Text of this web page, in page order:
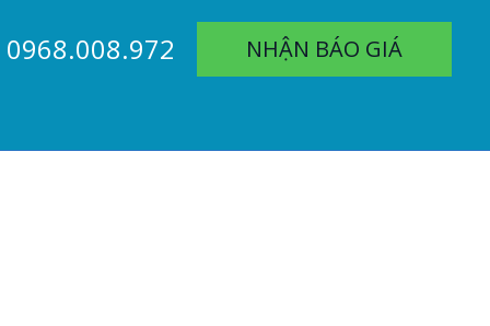
0968.008.972 NHẬN BÁO GIÁ